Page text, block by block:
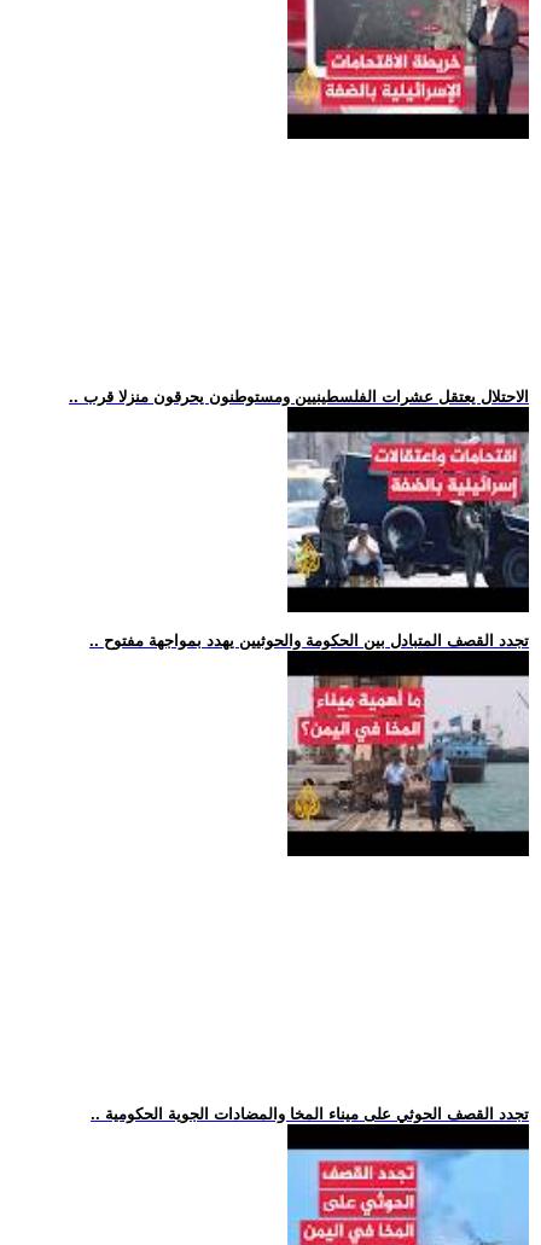
.. الاحتلال يعتقل عشرات الفلسطينيين ومستوطنون يحرقون منزلا قرب
.. تجدد القصف المتبادل بين الحكومة والحوثيين يهدد بمواجهة مفتوح
.. تجدد القصف الحوثي على ميناء المخا والمضادات الجوية الحكومية